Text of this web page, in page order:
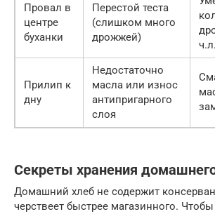
Провал в
центре
буханки
Перестой теста
(слишком много
дрожжей)
ч.л.
Прилип к
дну
Недостаточно
масла или износ
антипригарного
слоя
Секреты хранения
Домашний хлеб не содержит
черствеет быстрее магазинного.